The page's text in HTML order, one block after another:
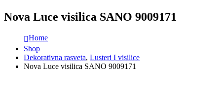
Nova Luce visilica SANO 9009171
Home
Shop
Dekorativna rasveta, Lusteri I visilice
Nova Luce visilica SANO 9009171